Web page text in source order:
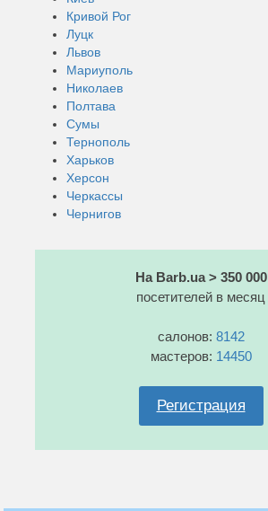
Кривой Рог
Луцк
Львов
Мариуполь
Николаев
Полтава
Сумы
Тернополь
Харьков
Херсон
Черкассы
Чернигов
На Barb.ua > 350 000
посетителей в месяц
салонов: 8142
мастеров: 14450
Регистрация